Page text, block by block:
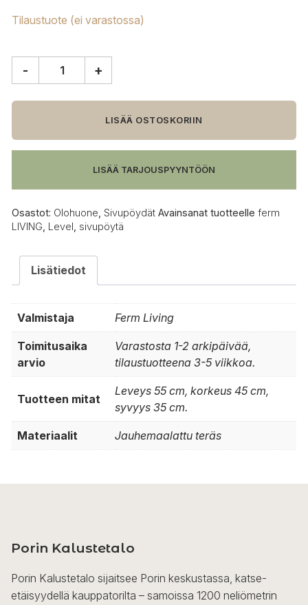
Tilaustuote (ei varastossa)
Level
oliivi
määrä
- +
LISÄÄ OSTOSKORIIN
LISÄÄ TARJOUSPYYNTÖÖN
Osastot: Olohuone Sivupöydät Avainsanat tuotteelle ferm
LIVING Level sivupöytä
Lisätiedot
Valmistaja Ferm Living
Toimitusaika
arvio
Varastosta 1-2 arkipäivää,
tilaustuotteena 3-5 viikkoa.
Tuotteen mitat
Leveys 55 cm, korkeus 45 cm,
syvyys 35 cm.
Materiaalit Jauhemaalattu teräs
Porin Kalustetalo
Porin Kalustetalo sijaitsee Porin keskustassa, katse-
etäisyydellä kauppatorilta – samoissa 1200 neliömetrin